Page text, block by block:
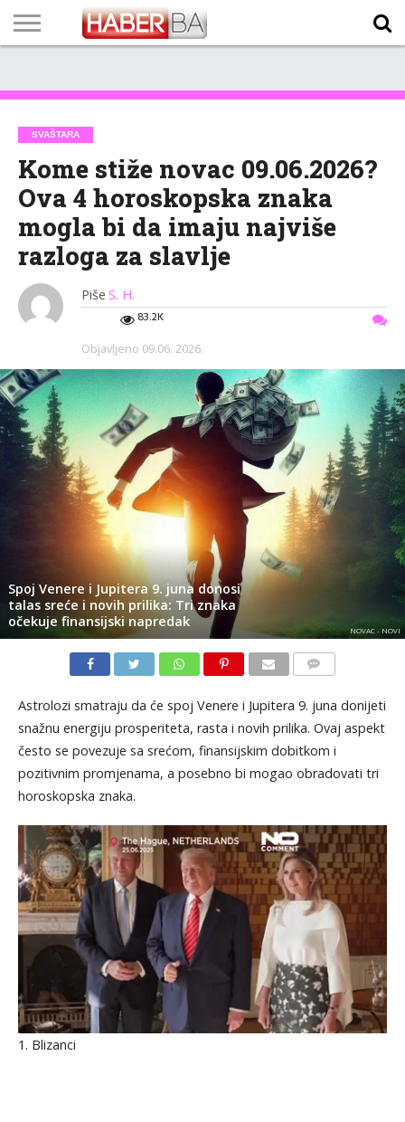
TECH
PROGRAM
PROGNOZA
PUTEVIMA
LISTA
NAMA
SVAŠTARA
Kome stiže novac 09.06.2026?
Ova 4 horoskopska znaka
mogla bi da imaju najviše
razloga za slavlje
Piše S. H.
83.2K
Objavljeno 09.06. 2026.
Spoj Venere i Jupitera 9. juna donosi
talas sreće i novih prilika: Tri znaka
očekuje finansijski napredak
NOVAC - NOVI
Astrolozi smatraju da će spoj Venere i Jupitera 9. juna donijeti
snažnu energiju prosperiteta, rasta i novih prilika. Ovaj aspekt
često se povezuje sa srećom, finansijskim dobitkom i
pozitivnim promjenama, a posebno bi mogao obradovati tri
horoskopska znaka.
1. Blizanci